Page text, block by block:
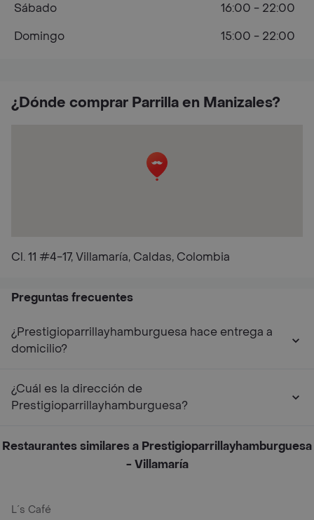
¿Dónde comprar Parrilla en Manizales?
Cl. 11 #4-17, Villamaría, Caldas, Colombia
Sábado
16:00 - 22:00
Domingo
15:00 - 22:00
Preguntas frecuentes
¿Prestigioparrillayhamburguesa hace entrega a
domicilio?
¿Cuál es la dirección de
Prestigioparrillayhamburguesa?
Restaurantes similares a Prestigioparrillayhamburguesa
- Villamaría
L´s Café